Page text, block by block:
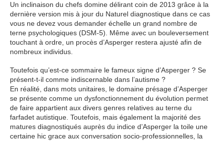
Un inclinaison du chefs domine délirant coin de 2013 grâce à la
dernière version mis à jour du Naturel diagnostique dans ce cas
vous ne devez vous demander échelle un grand nombre de
terne psychologiques (DSM-5). Même avec un bouleversement
touchant à ordre, un procès d’Asperger restera ajusté afin de
nombreux individus.
Toutefois qu’est-ce sommaire le fameux signe d’Asperger ? Se
présent-t-il comme indiscernable dans l’autisme ?
En réalité, dans mots unitaires, le domaine présage d’Asperger
se présente comme un dysfonctionnement du évolution permet
de faire appartient aux divers genres relatives au terne du
farfadet autistique. Toutefois, mais également la majorité des
matures diagnostiqués auprès du indice d’Asperger la toile une
certaine hic grace aux conversation socio-professionnelles, la